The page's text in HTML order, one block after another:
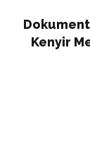
Kenyir